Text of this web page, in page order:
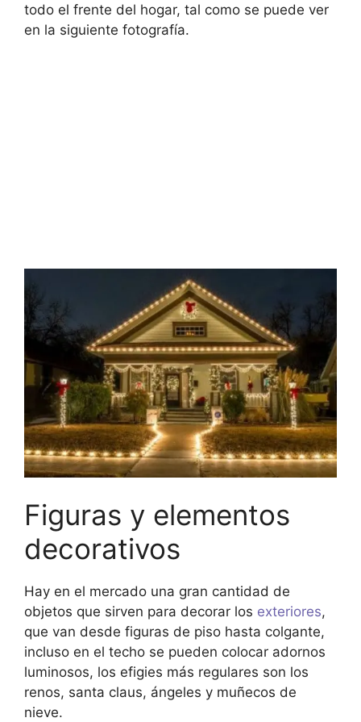
todo el frente del hogar, tal como se puede ver
en la siguiente fotografía.
Figuras y elementos
decorativos
Hay en el mercado una gran cantidad de
objetos que sirven para decorar los exteriores,
que van desde figuras de piso hasta colgante,
incluso en el techo se pueden colocar adornos
luminosos, los efigies más regulares son los
renos, santa claus, ángeles y muñecos de
nieve.